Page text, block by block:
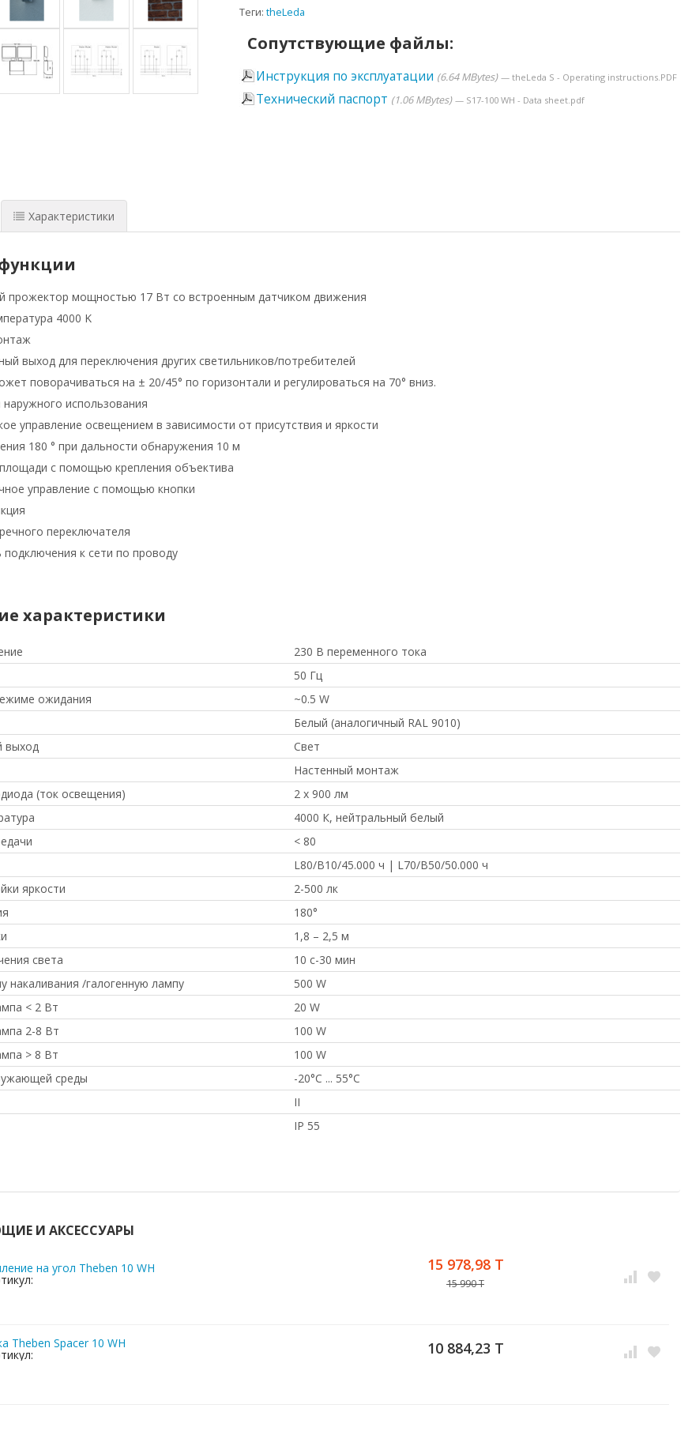
Теги: theLeda
Сопутствующие файлы:
Инструкция по эксплуатации 6.64 MBytes theLeda S - Operating instructions.PDF
Технический паспорт 1.06 MBytes S17-100 WH - Data sheet.pdf
Характеристики
прожектор мощностью 17 Вт со встроенным датчиком движения
4000 K
выход для переключения других светильников/потребителей
поворачиваться на ± 20/45° по горизонтали и регулироваться на 70° вниз.
использования
управление освещением в зависимости от присутствия и яркости
180 ° при дальности обнаружения 10 м
с помощью крепления объектива
управление с помощью кнопки
переключателя
к сети по проводу
характеристики
230 В переменного тока
50 Гц
ожидания
~0.5 W
Белый (аналогичный RAL 9010)
выход
Свет
Настенный монтаж
(ток освещения)
2 x 900 лм
4000 К, нейтральный белый
< 80
L80/B10/45.000 ч | L70/B50/50.000 ч
яркости
2-500 лк
180°
1,8 – 2,5 м
света
10 с-30 мин
накаливания /галогенную лампу
500 W
< 2 Вт
20 W
2-8 Вт
100 W
> 8 Вт
100 W
среды
-20°C ... 55°C
II
IP 55
И АКСЕССУАРЫ
на угол Theben 10 WH 15 978,98 T
15 990 T
Theben Spacer 10 WH 10 884,23 T